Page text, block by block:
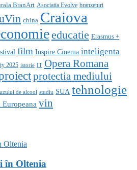
BranArt Asociatia Evolve branzeturi
china Craiova
educatie Erasmus +
film Inspire Cinema inteligenta
2025 istorie IT Opera Romana
protectia mediului
de alcool studiu SUA tehnologie
vin
în Oltenia